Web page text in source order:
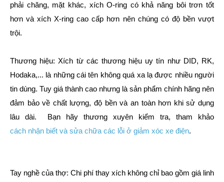
phải chăng, mặt khác, xích O-ring có khả năng bôi trơn tốt
hơn và xích X-ring cao cấp hơn nên chúng có độ bền vượt
trội.
Thương hiệu: Xích từ các thương hiệu uy tín như DID, RK,
Hodaka,... là những cái tên không quá xa lạ được nhiều người
tin dùng. Tuy giá thành cao nhưng là sản phẩm chính hãng nên
đảm bảo về chất lượng, độ bền và an toàn hơn khi sử dụng
lâu dài. Bạn hãy thương xuyên kiểm tra, tham khảo
cách nhận biết và sửa chữa các lỗi ở giảm xóc xe điện.
Tay nghề của thợ: Chi phí thay xích không chỉ bao gồm giá linh